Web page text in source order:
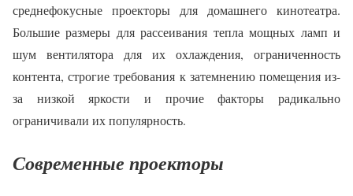
среднефокусные проекторы для домашнего кинотеатра.
Большие размеры для рассеивания тепла мощных ламп и
шум вентилятора для их охлаждения, ограниченность
контента, строгие требования к затемнению помещения из-
за низкой яркости и прочие факторы радикально
ограничивали их популярность.
Современные проекторы